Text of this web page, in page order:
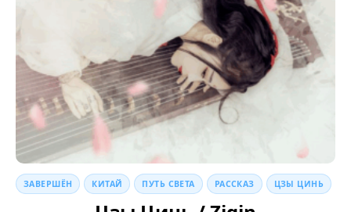
ЗАВЕРШЁН КИТАЙ ПУТЬ СВЕТА РАССКАЗ ЦЗЫ ЦИНЬ